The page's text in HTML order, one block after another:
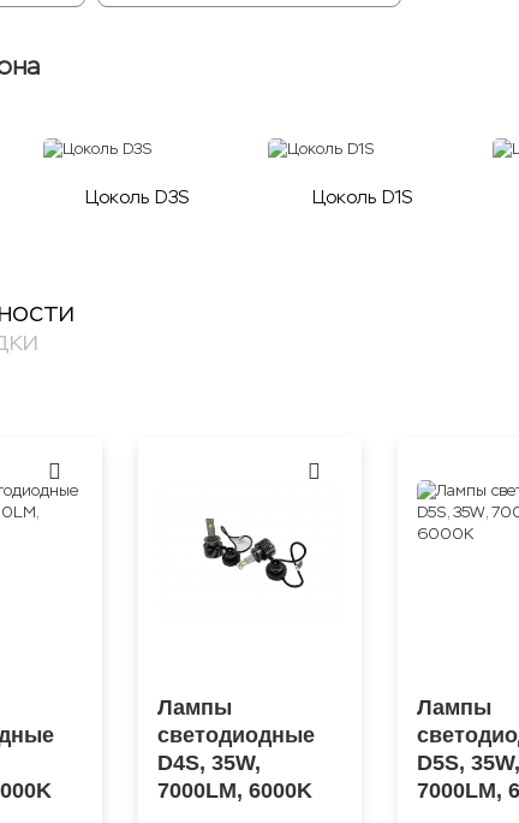
Цоколь D3S Цоколь D1S
Лампы
светодиодные
D4S, 35W,
7000LM, 6000K
Лампы
D5S, 35W,
7000LM,